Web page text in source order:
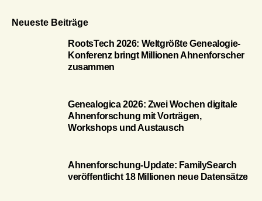
Neueste Beiträge
RootsTech 2026: Weltgrößte Genealogie-
Konferenz bringt Millionen Ahnenforscher
zusammen
Genealogica 2026: Zwei Wochen digitale
Ahnenforschung mit Vorträgen,
Workshops und Austausch
Ahnenforschung-Update: FamilySearch
veröffentlicht 18 Millionen neue Datensätze